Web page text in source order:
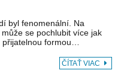
byl fenomenální. Na
se pochlubit více jak
formou…
ČÍTAŤ VIAC